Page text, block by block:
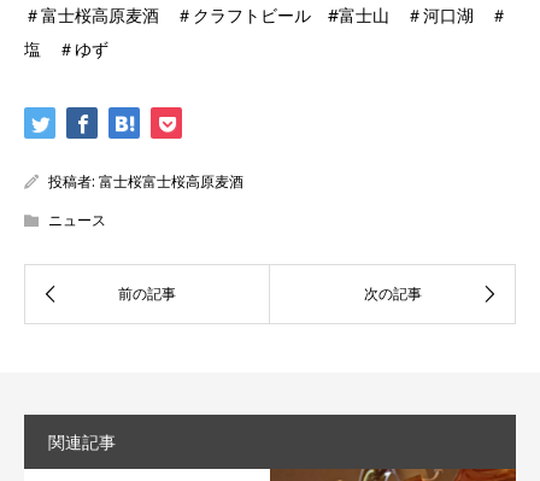
＃富士桜高原麦酒 ＃クラフトビール #富士山 ＃河口湖 ＃
塩 ＃ゆず
投稿者: 富士桜富士桜高原麦酒
ニュース
関連記事